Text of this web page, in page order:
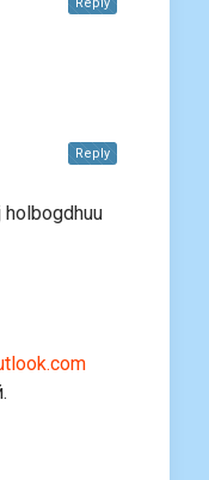
holbogdhuu
Reply